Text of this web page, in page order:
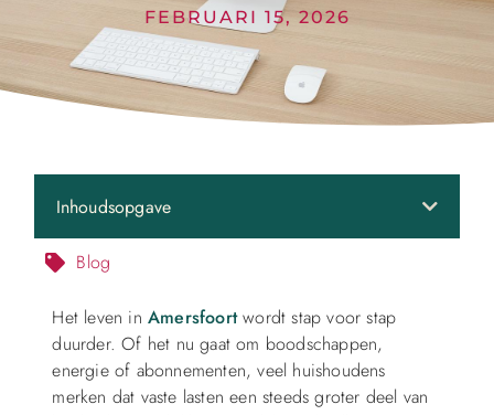
FEBRUARI 15, 2026
Het leven in Amersfoortwordt stap voor stap
duurder. Of het nu gaat om boodschappen,
energie of abonnementen, veel huishoudens
merken dat vaste lasten een steeds groter deel van
Inhoudsopgave
Blog